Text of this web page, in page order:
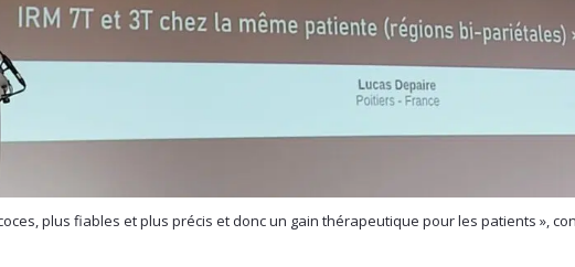
plus fiables et plus précis et donc un gain thérapeutique pour les patients »,